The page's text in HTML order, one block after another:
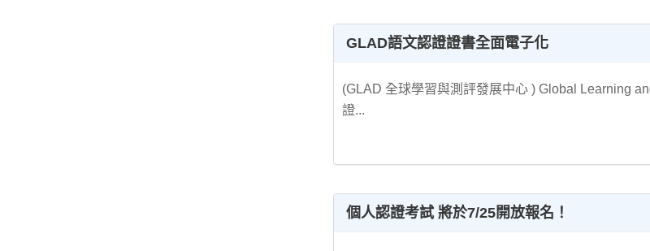
GLAD語文認證證書全面電子化
(GLAD 全球學習與測評發展中心 ) Global Learning
證...
個人認證考試 將於7/25開放報名！